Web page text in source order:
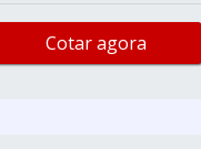
Cotar agora